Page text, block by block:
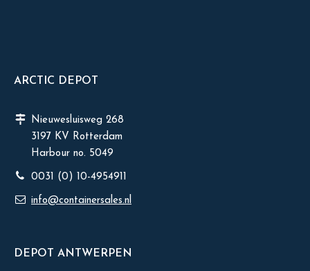
ARCTIC DEPOT
Nieuwesluisweg 268
3197 KV Rotterdam
Harbour no. 5049
0031 (0) 10-4954911
info@containersales.nl
DEPOT ANTWERPEN